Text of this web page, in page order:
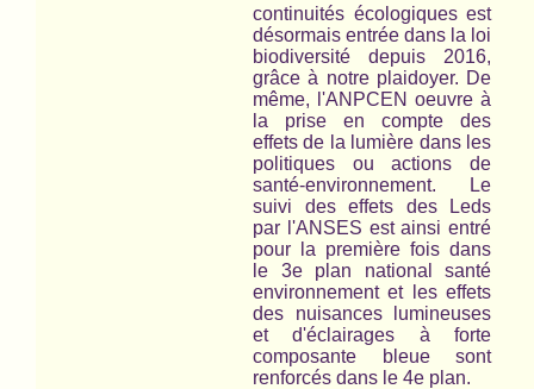
continuités écologiques est
désormais entrée dans la loi
biodiversité depuis 2016,
grâce à notre plaidoyer. De
même, l'ANPCEN oeuvre à
la prise en compte des
effets de la lumière dans les
politiques ou actions de
santé-environnement. Le
suivi des effets des Leds
par l'ANSES est ainsi entré
pour la première fois dans
le 3e plan national santé
environnement et les effets
des nuisances lumineuses
et d'éclairages à forte
composante bleue sont
renforcés dans le 4e plan.